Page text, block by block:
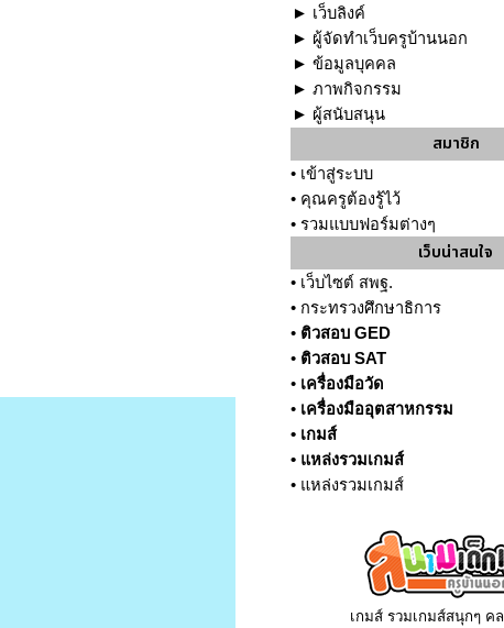
► เว็บลิงค์
► ผู้จัดทำเว็บครูบ้านนอก
► ข้อมูลบุคคล
► ภาพกิจกรรม
► ผู้สนับสนุน
สมาชิก
• เข้าสู่ระบบ
• คุณครูต้องรู้ไว้
• รวมแบบฟอร์มต่างๆ
เว็บน่าสนใจ
• เว็บไซต์ สพฐ.
• กระทรวงศึกษาธิการ
• ติวสอบ GED
• ติวสอบ SAT
• เครื่องมือวัด
• เครื่องมืออุตสาหกรรม
• เกมส์
• แหล่งรวมเกมส์
• แหล่งรวมเกมส์
เกมส์ รวมเกมส์สนุกๆ ค